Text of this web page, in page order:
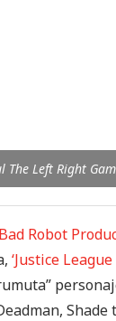
Left Right
Robot
‘Justice League